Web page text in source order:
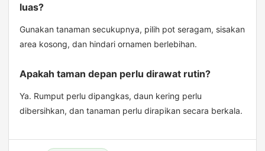
luas?
Gunakan tanaman secukupnya, pilih pot seragam, sisakan
area kosong, dan hindari ornamen berlebihan.
Apakah taman depan perlu dirawat rutin?
Ya. Rumput perlu dipangkas, daun kering perlu
dibersihkan, dan tanaman perlu dirapikan secara berkala.